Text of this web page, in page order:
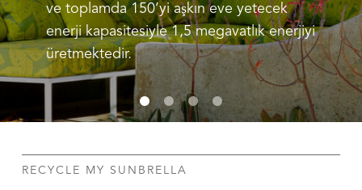
ve toplamda 150’yi aşkın eve yetecek
enerji kapasitesiyle 1,5 megavatlık enerjiyi
üretmektedir.
RECYCLE MY SUNBRELLA